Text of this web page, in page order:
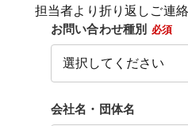
担当者より折り返しご連絡
お問い合わせ種別 必須
会社名・団体名